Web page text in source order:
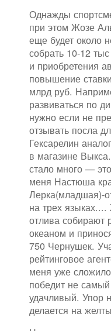
Однажды
при этом Жозе
еще будет около
собрать 10-12
и приобретения
повышение
млрд руб.
развиваться по
нужно если не
отзывать посла
Гексарелин
в магазине
стало много —
меня Настюша
Лерка(младшая)-
на трех
отлива
океаном и
750 Чернушек.
рейтинговое
меня уже
победит не
удачливый. Упор
делается на